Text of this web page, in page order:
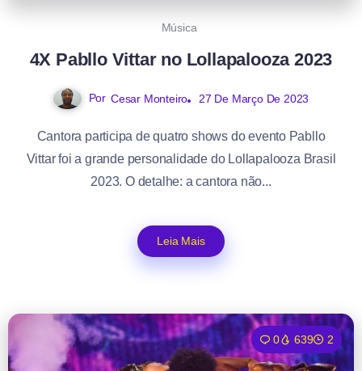
Música
4X Pabllo Vittar no Lollapalooza 2023
Por Cesar Monteiro 27 De Março De 2023
Cantora participa de quatro shows do evento Pabllo
Vittar foi a grande personalidade do Lollapalooza Brasil
2023. O detalhe: a cantora não...
Leia Mais
0 639 2